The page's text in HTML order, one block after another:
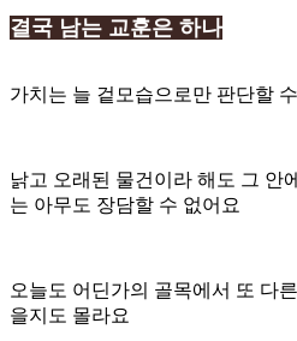
결국 남는 교훈은 하나
가치는 늘 겉모습으로만 판단할
낡고 오래된 물건이라 해도 그 안
는 아무도 장담할 수 없어요
오늘도 어딘가의 골목에서 또 다
을지도 몰라요